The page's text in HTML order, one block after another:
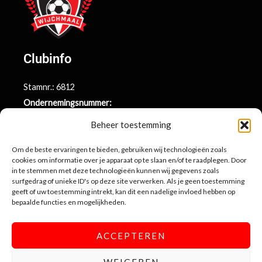
Beheer toestemming
Om de beste ervaringen te bieden, gebruiken wij technologieën zoals
cookies om informatie over je apparaat op te slaan en/of te raadplegen. Door
in te stemmen met deze technologieën kunnen wij gegevens zoals
surfgedrag of unieke ID's op deze site verwerken. Als je geen toestemming
geeft of uw toestemming intrekt, kan dit een nadelige invloed hebben op
bepaalde functies en mogelijkheden.
ACCEPTEREN
Clubinfo
Stamnr.: 6812
Ondernemingsnummer:
BE71 9731 6439 9169
Contactinformatie